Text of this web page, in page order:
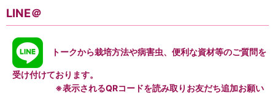
LINE＠
トークから栽培方法や病害虫、便利な資材等のご質問を
受け付けております。
※表示されるQRコードを読み取りお友だち追加お願い